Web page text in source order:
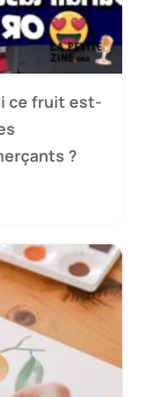
ce fruit est-
?